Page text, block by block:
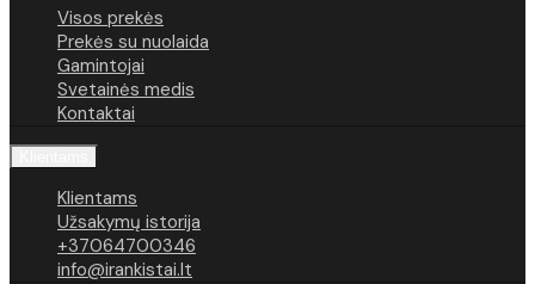
Visos prekės
Prekės su nuolaida
Gamintojai
Svetainės medis
Kontaktai
Klientams
Užsakymų istorija
+37064700346
info@irankistai.lt